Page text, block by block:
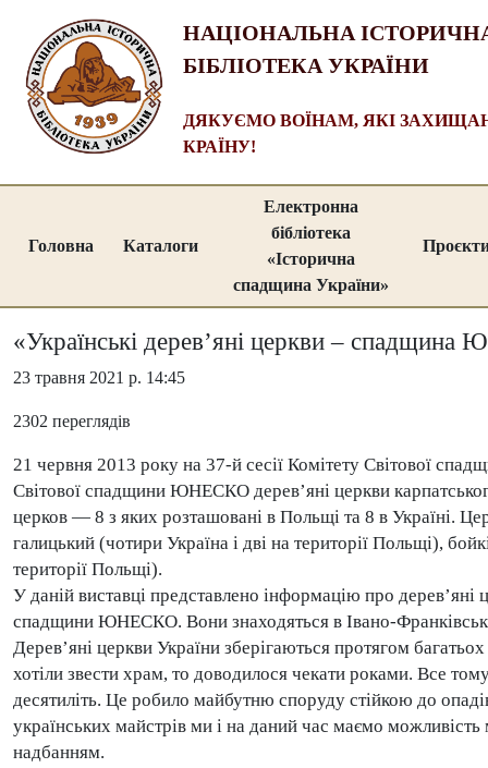
НАЦІОНАЛЬНА
БІБЛІОТЕКА УКРАЇНИ
ДЯКУЄМО ВОЇНАМ, ЯКІ
КРАЇНУ!
Головна Каталоги
Електронна
бібліотека
«Історична
спадщина України»
«Українські дерев’яні церкви –
23 травня 2021 р. 14:45
2302 переглядів
21 червня 2013 року на 37-й сесії Комітету Світової
Світової спадщини ЮНЕСКО дерев’яні церкви
церков — 8 з яких розташовані в Польщі та 8 в Україні.
галицький (чотири Україна і дві на території Польщі),
території Польщі).
У даній виставці представлено інформацію про дерев’яні
спадщини ЮНЕСКО. Вони знаходяться в Івано-
Дерев’яні церкви України зберігаються протягом
хотіли звести храм, то доводилося чекати роками. Все
десятиліть. Це робило майбутню споруду стійкою до
українських майстрів ми і на даний час маємо
надбанням.